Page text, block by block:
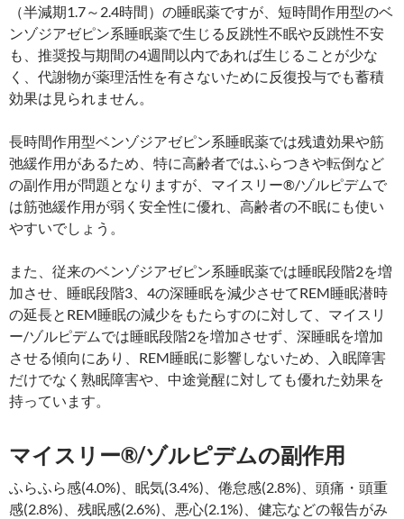
（半減期1.7～2.4時間）の睡眠薬ですが、短時間作用型のベ
ンゾジアゼピン系睡眠薬で生じる反跳性不眠や反跳性不安
も、推奨投与期間の4週間以内であれば生じることが少な
く、代謝物が薬理活性を有さないために反復投与でも蓄積
効果は見られません。
長時間作用型ベンゾジアゼピン系睡眠薬では残遺効果や筋
弛緩作用があるため、特に高齢者ではふらつきや転倒など
の副作用が問題となりますが、マイスリー®/ゾルピデムで
は筋弛緩作用が弱く安全性に優れ、高齢者の不眠にも使い
やすいでしょう。
また、従来のベンゾジアゼピン系睡眠薬では睡眠段階2を増
加させ、睡眠段階3、4の深睡眠を減少させてREM睡眠潜時
の延長とREM睡眠の減少をもたらすのに対して、マイスリ
ー/ゾルピデムでは睡眠段階2を増加させず、深睡眠を増加
させる傾向にあり、REM睡眠に影響しないため、入眠障害
だけでなく熟眠障害や、中途覚醒に対しても優れた効果を
持っています。
マイスリー®/ゾルピデムの副作用
ふらふら感(4.0%)、眠気(3.4%)、倦怠感(2.8%)、頭痛・頭重
感(2.8%)、残眠感(2.6%)、悪心(2.1%)、健忘などの報告がみ